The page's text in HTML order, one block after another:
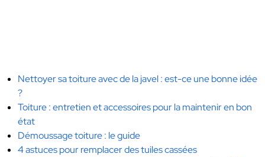
Nettoyer sa toiture avec de la javel : est-ce une bonne idée
?
Toiture : entretien et accessoires pour la maintenir en bon
état
Démoussage toiture : le guide
4 astuces pour remplacer des tuiles cassées